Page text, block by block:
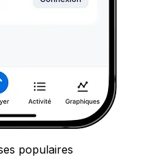
populaires